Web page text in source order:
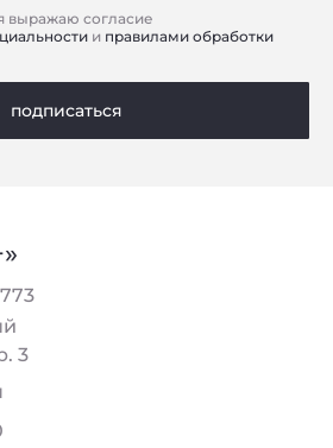
выражаю согласие
и правилами обработки
подписаться
3